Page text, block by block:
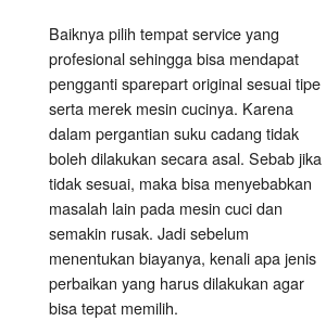
Baiknya pilih tempat service yang
profesional sehingga bisa mendapat
pengganti sparepart original sesuai tipe
serta merek mesin cucinya. Karena
dalam pergantian suku cadang tidak
boleh dilakukan secara asal. Sebab jika
tidak sesuai, maka bisa menyebabkan
masalah lain pada mesin cuci dan
semakin rusak. Jadi sebelum
menentukan biayanya, kenali apa jenis
perbaikan yang harus dilakukan agar
bisa tepat memilih.